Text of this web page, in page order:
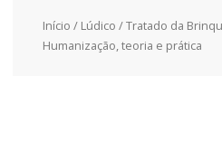
Início / Lúdico / Tratado da
Humanização, teoria e prática